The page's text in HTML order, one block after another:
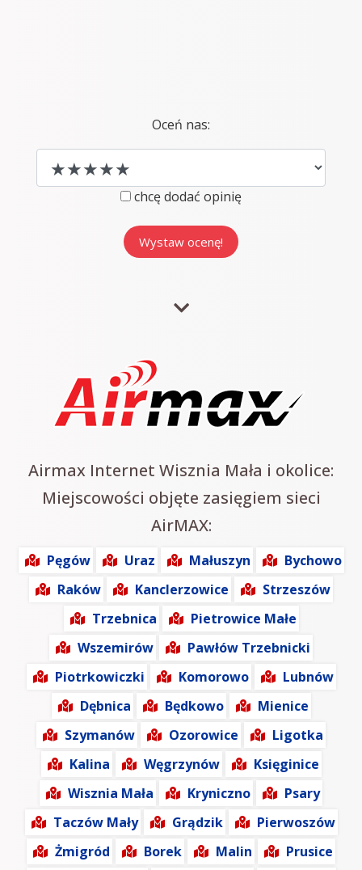
Oceń nas:
chcę dodać opinię
Airmax Internet Wisznia Mała i okolice:
Miejscowości objęte zasięgiem sieci
AirMAX:
Pęgów Uraz Małuszyn
Bychowo
Raków
Kanclerzowice
Strzeszów
Trzebnica
Pietrowice Małe
Wszemirów
Pawłów Trzebnicki
Piotrkowiczki
Komorowo
Lubnów
Dębnica
Będkowo
Mienice
Szymanów
Ozorowice
Ligotka
Kalina
Węgrzynów
Księginice
Wisznia Mała
Kryniczno
Psary
Taczów Mały
Grądzik
Pierwoszów
Żmigród
Borek Malin
Prusice